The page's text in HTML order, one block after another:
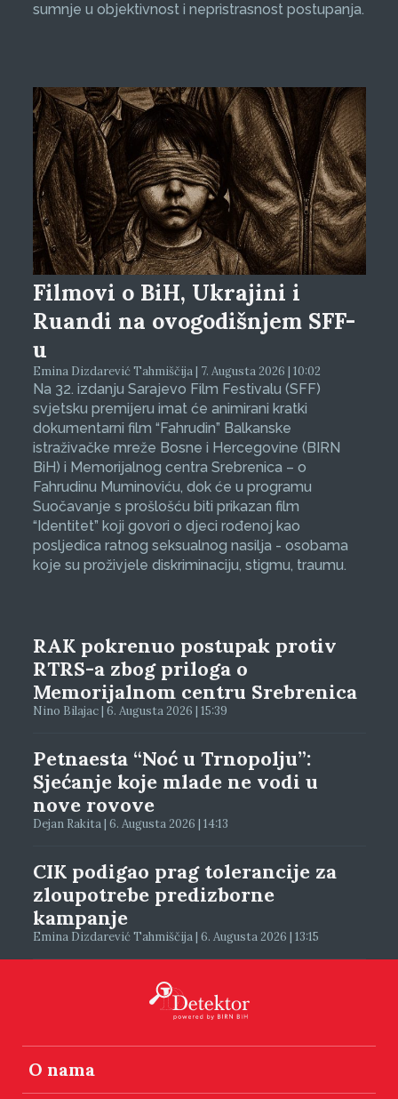
sumnje u objektivnost i nepristrasnost postupanja.
Filmovi o BiH, Ukrajini i
Ruandi na ovogodišnjem SFF-
u
Emina Dizdarević Tahmiščija | 7. Augusta 2026 | 10:02
Na 32. izdanju Sarajevo Film Festivalu (SFF)
svjetsku premijeru imat će animirani kratki
dokumentarni film “Fahrudin” Balkanske
istraživačke mreže Bosne i Hercegovine (BIRN
BiH) i Memorijalnog centra Srebrenica – o
Fahrudinu Muminoviću, dok će u programu
Suočavanje s prošlošću biti prikazan film
“Identitet” koji govori o djeci rođenoj kao
posljedica ratnog seksualnog nasilja - osobama
koje su proživjele diskriminaciju, stigmu, traumu.
RAK pokrenuo postupak protiv
RTRS-a zbog priloga o
Memorijalnom centru Srebrenica
Nino Bilajac | 6. Augusta 2026 | 15:39
Petnaesta “Noć u Trnopolju”:
Sjećanje koje mlade ne vodi u
nove rovove
Dejan Rakita | 6. Augusta 2026 | 14:13
CIK podigao prag tolerancije za
zloupotrebe predizborne
kampanje
Emina Dizdarević Tahmiščija | 6. Augusta 2026 | 13:15
O nama